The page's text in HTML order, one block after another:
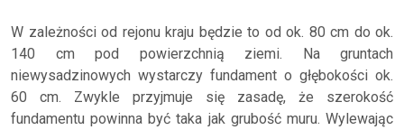
W zależności od rejonu kraju będzie to od ok. 80 cm do ok.
140 cm pod powierzchnią ziemi. Na gruntach
niewysadzinowych wystarczy fundament o głębokości ok.
60 cm. Zwykle przyjmuje się zasadę, że szerokość
fundamentu powinna być taka jak grubość muru. Wylewając